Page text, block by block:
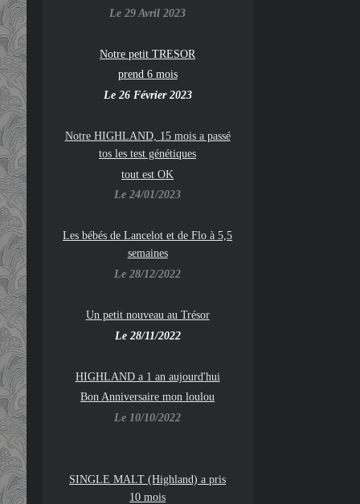
Le 29 Avril 2023
Notre petit TRESOR
prend 6 mois
Le 26 Février 2023
Notre HIGHLAND, 15 mois a passé
tos les test génétiques
tout est OK
Le 24/01/2023
Les bébés de Lancelot et de Flo à 5,5
semaines
Le 28/12/2022
Un petit nouveau au Trésor
Le 28/11/2022
HIGHLAND a 1 an aujourd'hui
Bon Anniversaire mon loulou
Le 10/10/2022
SINGLE MALT (Highland) a pris
10 mois